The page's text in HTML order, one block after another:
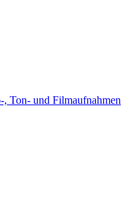
Ton- und Filmaufnahmen